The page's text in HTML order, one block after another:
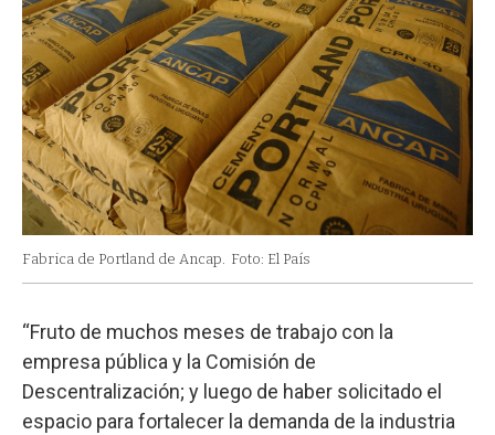
Fabrica de Portland de Ancap. Foto: El País
“Fruto de muchos meses de trabajo con la
empresa pública y la Comisión de
Descentralización; y luego de haber solicitado el
espacio para fortalecer la demanda de la industria